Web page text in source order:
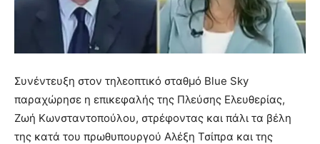
Συνέντευξη στον τηλεοπτικό σταθμό Blue Sky
παραχώρησε η επικεφαλής της Πλεύσης Ελευθερίας,
Ζωή Κωνσταντοπούλου, στρέφοντας και πάλι τα βέλη
της κατά του πρωθυπουργού Αλέξη Τσίπρα και της